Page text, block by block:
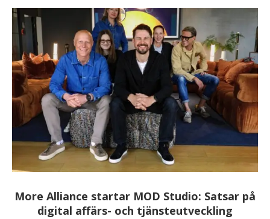
More Alliance startar MOD Studio: Satsar på
digital affärs- och tjänsteutveckling